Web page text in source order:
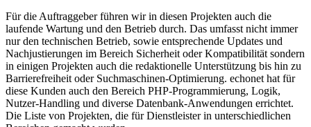
Für die Auftraggeber führen wir in diesen Projekten auch die
laufende Wartung und den Betrieb durch. Das umfasst nicht immer
nur den technischen Betrieb, sowie entsprechende Updates und
Nachjustierungen im Bereich Sicherheit oder Kompatibilität sondern
in einigen Projekten auch die redaktionelle Unterstützung bis hin zu
Barrierefreiheit oder Suchmaschinen-Optimierung. echonet hat für
diese Kunden auch den Bereich PHP-Programmierung, Logik,
Nutzer-Handling und diverse Datenbank-Anwendungen errichtet.
Die Liste von Projekten, die für Dienstleister in unterschiedlichen